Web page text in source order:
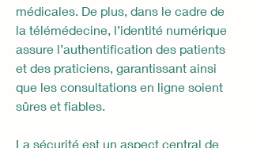
médicales. De plus, dans le cadre de
la télémédecine, l’identité numérique
assure l’authentification des patients
et des praticiens, garantissant ainsi
que les consultations en ligne soient
sûres et fiables.
La sécurité est un aspect central de